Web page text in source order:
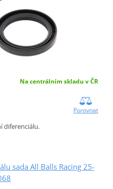
Na centrálním skladu v ČR
Porovnat
diferenciálu.
sada All Balls Racing 25-